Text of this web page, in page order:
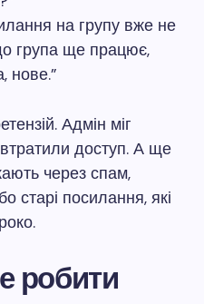
на групу вже не
група ще працює,
нове.”
Адмін міг
доступ. А ще
через спам,
старі посилання, які
робити